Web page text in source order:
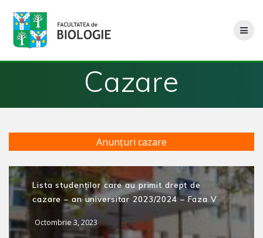
Cazare
Anunțuri cazare
Lista studenților care au primit drept de
cazare – an universitar 2023/2024 – Faza V
Octombrie 3, 2023